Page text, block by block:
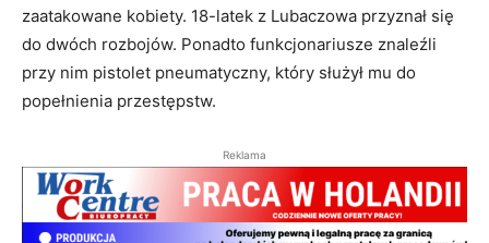
zaatakowane kobiety. 18-latek z Lubaczowa przyznał się
do dwóch rozbojów. Ponadto funkcjonariusze znaleźli
przy nim pistolet pneumatyczny, który służył mu do
popełnienia przestępstw.
Reklama